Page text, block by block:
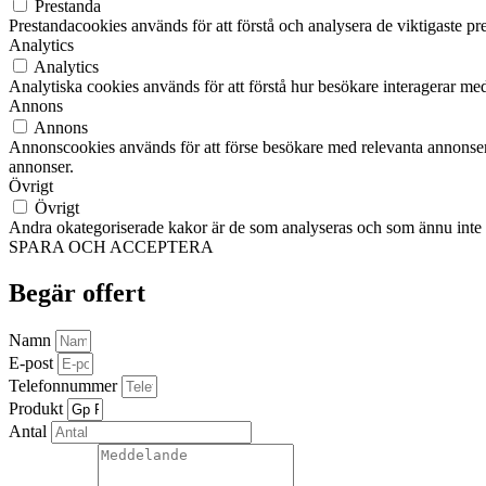
Prestanda
Prestandacookies används för att förstå och analysera de viktigaste
Analytics
Analytics
Analytiska cookies används för att förstå hur besökare interagerar
Annons
Annons
Annonscookies används för att förse besökare med relevanta
annonser.
Övrigt
Övrigt
Andra okategoriserade kakor är de som analyseras och som ännu
SPARA OCH ACCEPTERA
Begär offert
Namn
E-post
Telefonnummer
Produkt
Antal